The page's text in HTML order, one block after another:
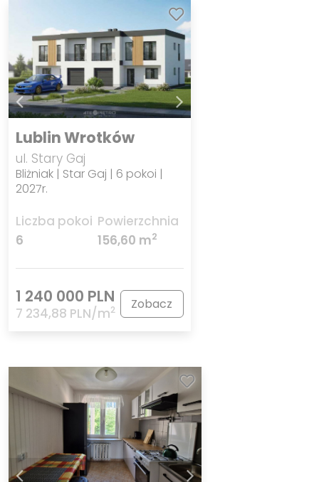
Lublin Wrotków
ul. Stary Gaj
Bliżniak | Star Gaj | 6 pokoi |
2027r.
Liczba pokoi
6
Powierzchnia
156,60 m2
1 240 000 PLN
7 234,88 PLN/m2 Zobacz